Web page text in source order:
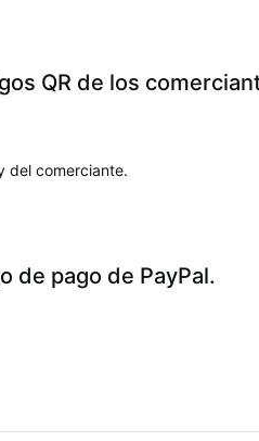
QR de los
del comerciante.
de pago de PayPal.